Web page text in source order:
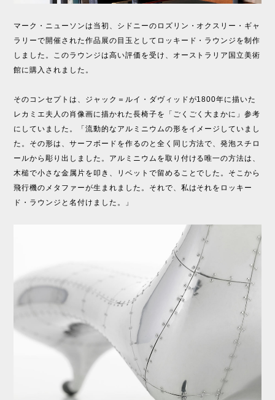
マーク・ニューソンは当初、シドニーのロズリン・オクスリー・ギャ
ラリーで開催された作品展の目玉としてロッキード・ラウンジを制作
しました。このラウンジは高い評価を受け、オーストラリア国立美術
館に購入されました。
そのコンセプトは、ジャック＝ルイ・ダヴィッドが1800年に描いた
レカミエ夫人の肖像画に描かれた長椅子を「ごくごく大まかに」参考
にしていました。「流動的なアルミニウムの形をイメージしていまし
た。その形は、サーフボードを作るのと全く同じ方法で、発泡スチロ
ールから彫り出しました。アルミニウムを取り付ける唯一の方法は、
木槌で小さな金属片を叩き、リベットで留めることでした。そこから
飛行機のメタファーが生まれました。それで、私はそれをロッキー
ド・ラウンジと名付けました。」